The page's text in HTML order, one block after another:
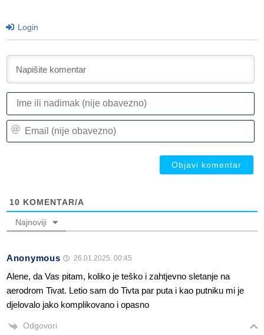
Login
10 KOMENTAR/A
Najnoviji
Anonymous 26.01.2025. 00:45
Alene, da Vas pitam, koliko je teško i zahtjevno sletanje na
aerodrom Tivat. Letio sam do Tivta par puta i kao putniku mi je
djelovalo jako komplikovano i opasno
Odgovori